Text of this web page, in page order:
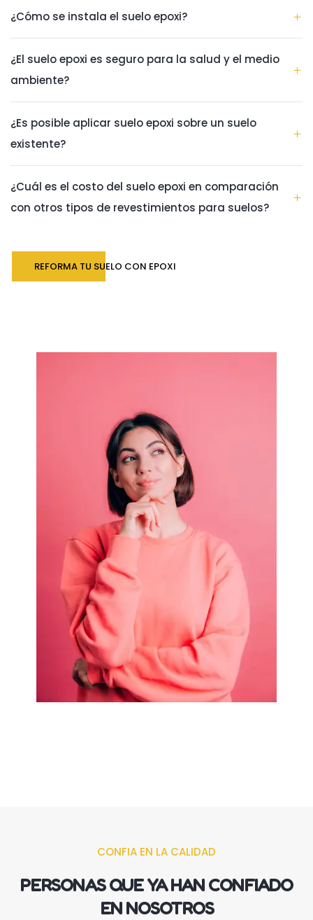
¿Cómo se instala el suelo epoxi?
¿El suelo epoxi es seguro para la salud y el medio
ambiente?
¿Es posible aplicar suelo epoxi sobre un suelo
existente?
¿Cuál es el costo del suelo epoxi en comparación
con otros tipos de revestimientos para suelos?
REFORMA TU SUELO CON EPOXI
CONFIA EN LA CALIDAD
PERSONAS QUE YA HAN CONFIADO
EN NOSOTROS